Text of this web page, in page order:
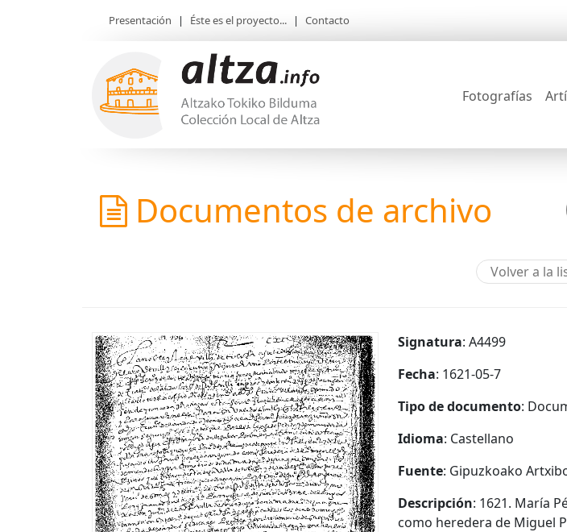
Presentación | Éste es el proyecto... | Contacto
Fotografías
Documentos de archivo
Volver a la
Signatura: A4499
Fecha: 1621-05-7
Tipo de documento:
Idioma: Castellano
Fuente: Gipuzkoako
Descripción: 1621. María
como heredera de Miguel